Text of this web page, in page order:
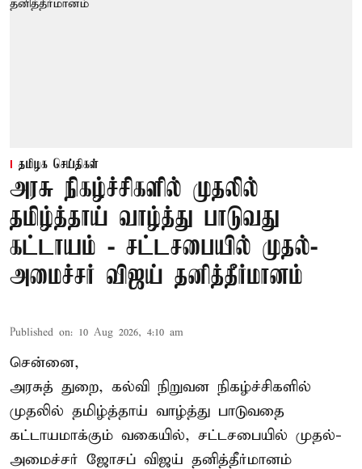
தமிழக செய்திகள்
அரசு நிகழ்ச்சிகளில் முதலில்
தமிழ்த்தாய் வாழ்த்து பாடுவது
கட்டாயம் - சட்டசபையில் முதல்-
அமைச்சர் விஜய் தனித்தீர்மானம்
Published on: 10 Aug 2026, 4:10 am
சென்னை,
அரசுத் துறை, கல்வி நிறுவன நிகழ்ச்சிகளில்
முதலில் தமிழ்த்தாய் வாழ்த்து பாடுவதை
கட்டாயமாக்கும் வகையில், சட்டசபையில் முதல்-
அமைச்சர் ஜோசப் விஜய் தனித்தீர்மானம்